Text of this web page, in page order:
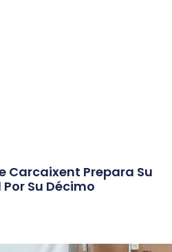
Carcaixent Prepara Su
Su Décimo